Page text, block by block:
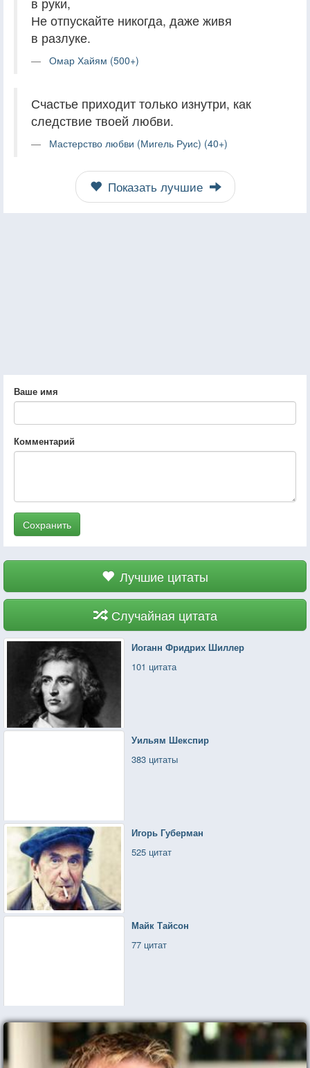
Не отпускайте никогда, даже живя
в разлуке.
Омар Хайям (500+)
Счастье приходит только изнутри, как
следствие твоей любви.
Мастерство любви (Мигель Руис) (40+)
Показать лучшие
Ваше имя
Комментарий
Сохранить
Лучшие цитаты
Случайная цитата
Иоганн Фридрих Шиллер
101 цитата
Уильям Шекспир
383 цитаты
Игорь Губерман
525 цитат
Майк Тайсон
77 цитат